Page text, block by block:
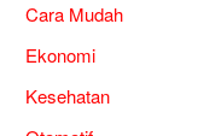
Cara Mudah
Ekonomi
Kesehatan